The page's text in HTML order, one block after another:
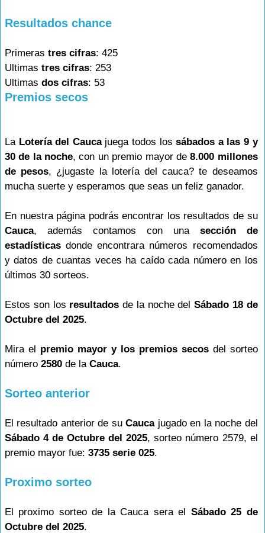
Resultados chance
Primeras tres cifras: 425
Ultimas tres cifras: 253
Ultimas dos cifras: 53
Premios secos
La Lotería del Caucajuega todos lossábados a las 9 y
30 de la noche, con un premio mayor de8.000 millones
de pesos, ¿jugaste la lotería del cauca? te deseamos
mucha suerte y esperamos que seas un feliz ganador.
En nuestra página podrás encontrar los resultados de su
Cauca, además contamos con una sección de
estadísticas donde encontrara números recomendados
y datos de cuantas veces ha caído cada número en los
últimos 30 sorteos.
Estos son los resultados de la noche delSábado 18 de
Octubre del 2025.
Mira el premio mayor y los premios secosdel sorteo
número 2580 de la Cauca.
Sorteo anterior
El resultado anterior de suCaucajugado en la noche del
Sábado 4 de Octubre del 2025, sorteo número 2579, el
premio mayor fue: 3735 serie 025.
Proximo sorteo
El proximo sorteo de la Cauca sera el Sábado 25 de
Octubre del 2025.